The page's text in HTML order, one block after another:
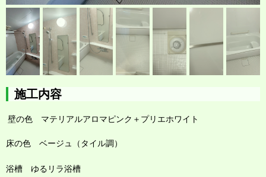
施工内容
壁の色 マテリアルアロマピンク＋プリエホワイト
床の色 ベージュ（タイル調）
浴槽 ゆるリラ浴槽